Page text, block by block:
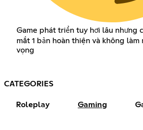
Game phát triển tuy hơi lâu nhưng
mắt 1 bản hoàn thiện và không làm
vọng
CATEGORIES
Roleplay Gaming